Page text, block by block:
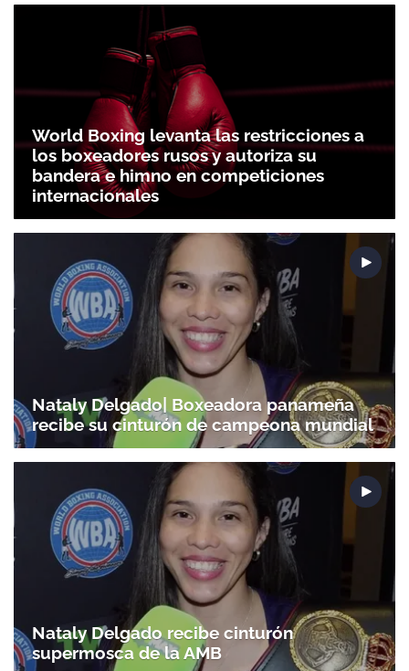
World Boxing levanta las restricciones a
los boxeadores rusos y autoriza su
bandera e himno en competiciones
internacionales
Nataly Delgado| Boxeadora panameña
recibe su cinturón de campeona mundial
Nataly Delgado recibe cinturón
supermosca de la AMB